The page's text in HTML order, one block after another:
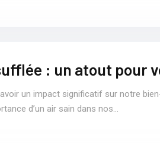
: un atout pour
un impact significatif sur notre
d’un air sain dans nos…